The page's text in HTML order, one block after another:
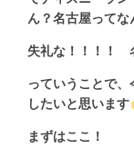
ん？名古屋って
失礼な！！！！
っていうことで
したいと思います
まずはここ！